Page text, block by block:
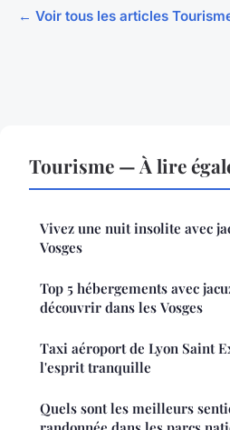
← Voir tous les articles
Tourisme — À lire
Vivez une nuit insolite avec
Vosges
Top 5 hébergements avec
découvrir dans les Vosges
Taxi aéroport de Lyon Saint
l'esprit tranquille
Quels sont les meilleurs